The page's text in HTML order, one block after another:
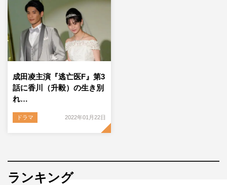
成田凌主演『逃亡医F』第3
話に香川（升毅）の生き別
れ…
ドラマ 2022年01月22日
ランキング